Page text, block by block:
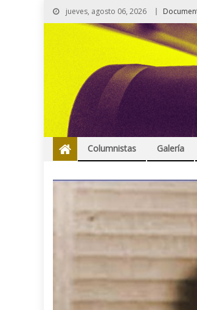
jueves, agosto 06, 2026
Columnistas Galería